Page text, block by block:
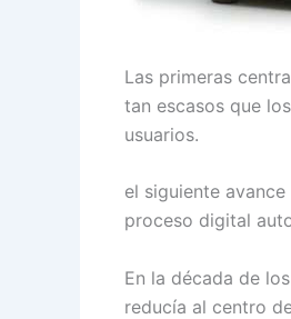
Las primeras
tan escasos que
usuarios.
el siguiente
proceso digital
En la década de
reducía al centro